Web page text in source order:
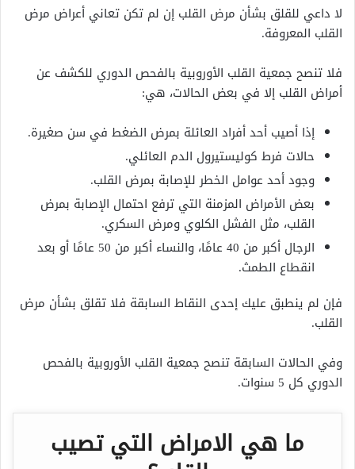
لا داعي للقلق بشأن مرض القلب إن لم تكن تعاني أعراض مرض
القلب المعروفة.
فلا تنصح جمعية القلب الأوروبية بالفحص الدوري للكشف عن
أمراض القلب إلا في بعض الحالات، هي:
إذا أصيب أحد أفراد العائلة بمرض الضغط في سن صغيرة.
حالات فرط كوليستيرول الدم العائلي.
وجود أحد عوامل الخطر للإصابة بمرض القلب.
بعض الأمراض المزمنة التي ترفع احتمال الإصابة بمرض
القلب، مثل الفشل الكلوي ومرض السكري.
الرجال أكبر من 40 عامًا، والنساء أكبر من 50 عامًا أو بعد
انقطاع الطمث.
فإن لم ينطبق عليك إحدى النقاط السابقة فلا تقلق بشأن مرض
القلب.
وفي الحالات السابقة تنصح جمعية القلب الأوروبية بالفحص
الدوري كل 5 سنوات.
ما هي الامراض التي تصيب